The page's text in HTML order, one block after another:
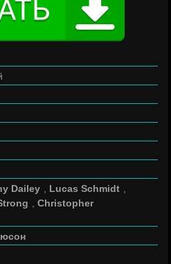
Dailey Lucas Schmidt
,Christopher